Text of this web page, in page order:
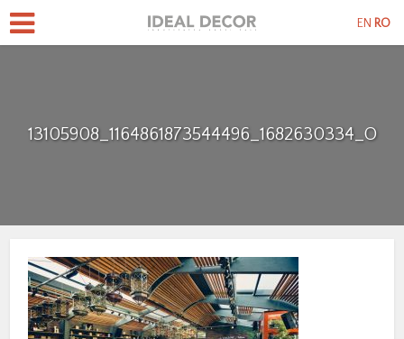
13105908_1164861873544496_1682630334_O
EN RO